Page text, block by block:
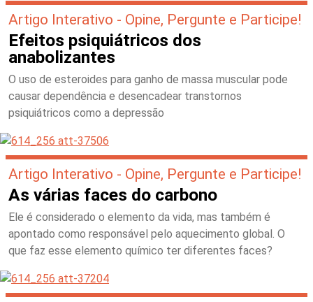
Artigo Interativo - Opine, Pergunte e Participe!
Efeitos psiquiátricos dos
anabolizantes
O uso de esteroides para ganho de massa muscular pode
causar dependência e desencadear transtornos
psiquiátricos como a depressão
Artigo Interativo - Opine, Pergunte e Participe!
As várias faces do carbono
Ele é considerado o elemento da vida, mas também é
apontado como responsável pelo aquecimento global. O
que faz esse elemento químico ter diferentes faces?